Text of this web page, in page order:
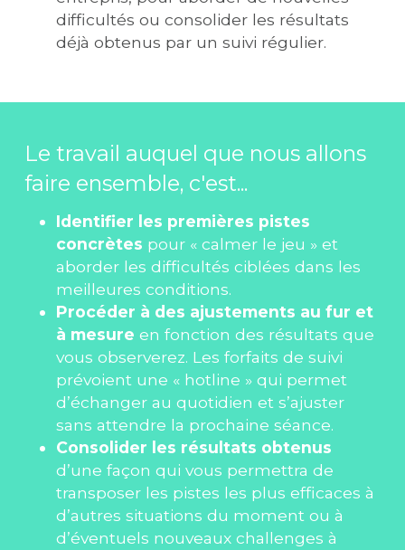
difficultés ou consolider les résultats
déjà obtenus par un suivi régulier.
Le travail auquel que nous allons
faire ensemble, c'est...
Identifier les premières pistes
concrètes pour « calmer le jeu » et
aborder les difficultés ciblées dans les
meilleures conditions.
Procéder à des ajustements au fur et
à mesure en fonction des résultats que
vous observerez. Les forfaits de suivi
prévoient une « hotline » qui permet
d’échanger au quotidien et s’ajuster
sans attendre la prochaine séance.
d’une façon qui vous permettra de
transposer les pistes les plus efficaces à
d’autres situations du moment ou à
d’éventuels nouveaux challenges à